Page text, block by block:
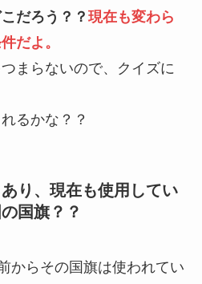
だろう？？ 現在も変わら
だよ。
まらないので、クイズに
るかな？？
り、現在も使用してい
国旗？？
からその国旗は使われてい